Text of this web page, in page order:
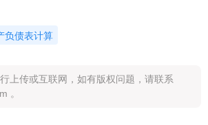
负债表计算
上传或互联网，如有版权问题，请联系
。